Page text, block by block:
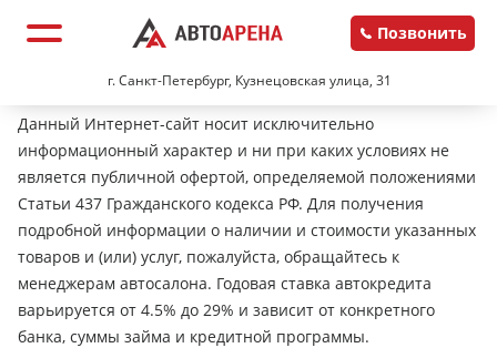
г. Санкт-Петербург, Кузнецовская улица, 31
Позвонить
Данный Интернет-сайт носит исключительно
информационный характер и ни при каких условиях не
является публичной офертой, определяемой положениями
Статьи 437 Гражданского кодекса РФ. Для получения
подробной информации о наличии и стоимости указанных
товаров и (или) услуг, пожалуйста, обращайтесь к
менеджерам автосалона. Годовая ставка автокредита
варьируется от 4.5% до 29% и зависит от конкретного
банка, суммы займа и кредитной программы.